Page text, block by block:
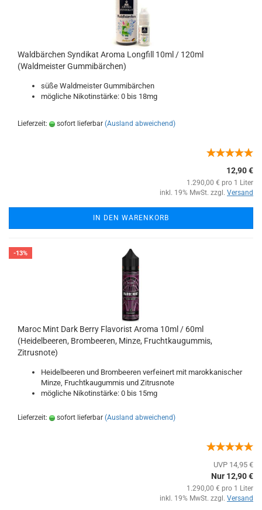
Waldbärchen Syndikat Aroma Longfill 10ml / 120ml
(Waldmeister Gummibärchen)
süße Waldmeister Gummibärchen
mögliche Nikotinstärke: 0 bis 18mg
Lieferzeit: sofort lieferbar (Ausland abweichend)
12,90 €
1.290,00 € pro 1 Liter
inkl. 19% MwSt. zzgl. Versand
IN DEN WARENKORB
-13%
Maroc Mint Dark Berry Flavorist Aroma 10ml / 60ml
(Heidelbeeren, Brombeeren, Minze, Fruchtkaugummis,
Zitrusnote)
Heidelbeeren und Brombeeren verfeinert mit marokkanischer
Minze, Fruchtkaugummis und Zitrusnote
mögliche Nikotinstärke: 0 bis 15mg
Lieferzeit: sofort lieferbar (Ausland abweichend)
UVP 14,95 €
Nur 12,90 €
1.290,00 € pro 1 Liter
inkl. 19% MwSt. zzgl. Versand